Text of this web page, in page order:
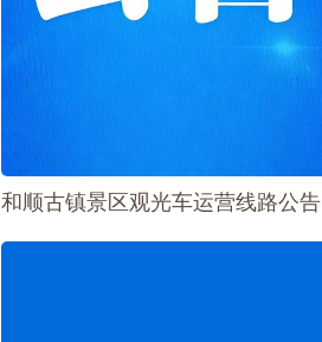
和顺古镇景区观光车运营线路公告